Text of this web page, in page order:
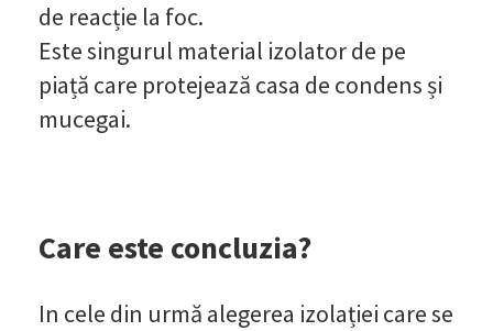
de reacție la foc.
Este singurul material izolator de pe
piață care protejează casa de condens și
mucegai.
Care este concluzia?
In cele din urmă alegerea izolației care se